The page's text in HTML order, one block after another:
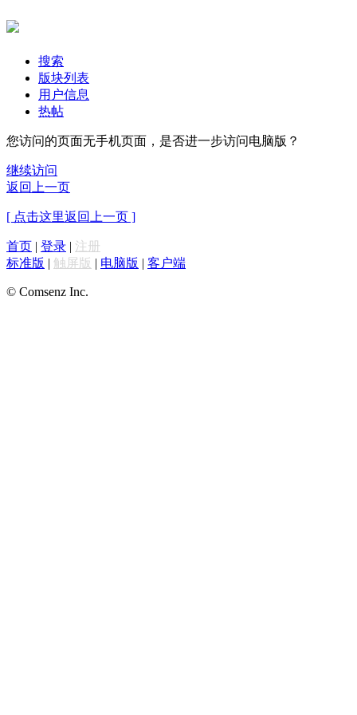
搜索
版块列表
用户信息
热帖
您访问的页面无手机页面，是否进一步访问电脑版？
继续访问
返回上一页
[ 点击这里返回上一页 ]
首页 | 登录 | 注册
标准版 | 触屏版 | 电脑版 | 客户端
© Comsenz Inc.